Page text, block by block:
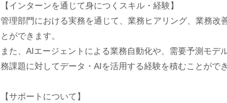
【インターンを通じて身につくスキル・経験】
管理部門における実務を通じて、業務ヒアリング、業務改
とができます。
また、AIエージェントによる業務自動化や、需要予測モデ
務課題に対してデータ・AIを活用する経験を積むことができ
【サポートについて】